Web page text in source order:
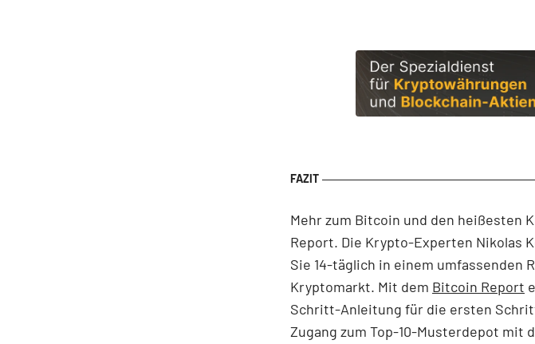
Mehr zum Bitcoin und den heißesten
Report. Die Krypto-Experten Nikolas
Sie 14-täglich in einem umfassenden
Kryptomarkt. Mit dem Bitcoin Report
Schritt-Anleitung für die ersten
Zugang zum Top-10-Musterdepot mit